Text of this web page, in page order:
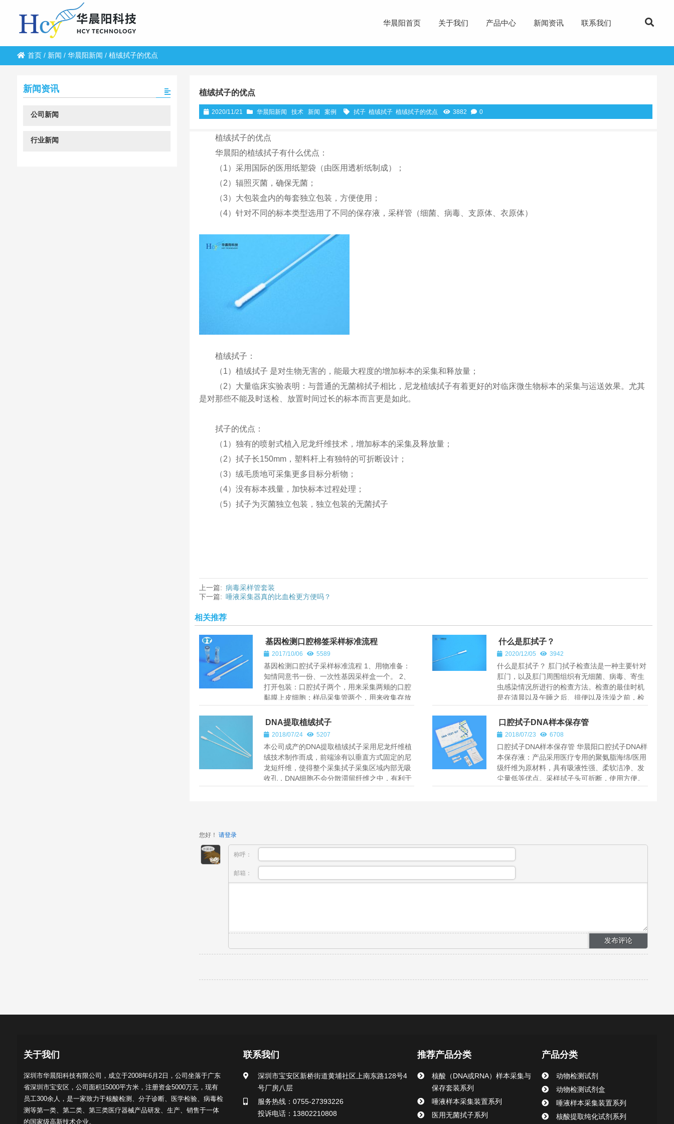
华晨阳首页 关于我们 产品中心 新闻资讯 联系我们
首页/ 新闻 / 华晨阳新闻 / 植绒拭子的优点
植绒拭子的优点
2020/11/21 华晨阳新闻 技术 新闻 案例 拭子 植绒拭子 植绒拭子的优点 3882 0
植绒拭子的优点
华晨阳的植绒拭子有什么优点：
（1）采用国际的医用纸塑袋（由医用透析纸制成）；
（2）辐照灭菌，确保无菌；
（3）大包装盒内的每套独立包装，方便使用；
（4）针对不同的标本类型选用了不同的保存液，采样管（细菌、病毒、支原体、衣原体）
植绒拭子：
（1）植绒拭子 是对生物无害的，能最大程度的增加标本的采集和释放量；
（2）大量临床实验表明：与普通的无菌棉拭子相比，尼龙植绒拭子有着更好的对临床微生物标本的采集与运送效果。尤其
是对那些不能及时送检、放置时间过长的标本而言更是如此。
拭子的优点：
（1）独有的喷射式植入尼龙纤维技术，增加标本的采集及释放量；
（2）拭子长150mm，塑料杆上有独特的可折断设计；
（3）绒毛质地可采集更多目标分析物；
（4）没有标本残量，加快标本过程处理；
（5）拭子为灭菌独立包装，独立包装的无菌拭子
上一篇: 病毒采样管套装
下一篇: 唾液采集器真的比血检更方便吗？
相关推荐
基因检测口腔棉签采样标准流程
2017/10/06 5589
基因检测口腔拭子采样标准流程 1、用物准备：
知情同意书一份、一次性基因采样盒一个。 2、
打开包装：口腔拭子两个，用来采集两颊的口腔
黏膜上皮细胞；样品采集管两个，用来收集存放
两颊的口腔黏膜上皮细胞;...
什么是肛拭子？
2020/12/05 3942
什么是肛拭子？ 肛门拭子检查法是一种主要针对
肛门，以及肛门周围组织有无细菌、病毒、寄生
虫感染情况所进行的检查方法。检查的最佳时机
是在清晨以及午睡之后、排便以及洗澡之前，检
查的方法主要是将浸泡过生理盐...
DNA提取植绒拭子
2018/07/24 5207
本公司成产的DNA提取植绒拭子采用尼龙纤维植
绒技术制作而成，前端涂有以垂直方式固定的尼
龙短纤维，使得整个采集拭子采集区域内部无吸
收孔，DNA细胞不会分散滞留纤维之中，有利于
更快更高效的洗脱。该产品配有本...
口腔拭子DNA样本保存管
2018/07/23 6708
口腔拭子DNA样本保存管 华晨阳口腔拭子DNA样
本保存液：产品采用医疗专用的聚氨脂海绵/医用
级纤维为原材料，具有吸液性强、柔软洁净、发
尘量低等优点。采样拭子头可折断，使用方便。
采用的物料对微生物无毒害，...
您好！ 请登录
称呼：
邮箱：
新闻资讯
公司新闻
行业新闻
关于我们
深圳市华晨阳科技有限公司，成立于2008年6月2日，公司坐落于广东
省深圳市宝安区，公司面积15000平方米，注册资金5000万元，现有
员工300余人，是一家致力于核酸检测、分子诊断、医学检验、病毒检
测等第一类、第二类、第三类医疗器械产品研发、生产、销售于一体
的国家级高新技术企业。
联系我们
深圳市宝安区新桥街道黄埔社区上南东路128号4
号厂房八层
服务热线：0755-27393226
投诉电话：13802210808
推荐产品分类
核酸（DNA或RNA）样本采集与
保存套装系列
唾液样本采集装置系列
医用无菌拭子系列
产品分类
动物检测试剂
动物检测试剂盒
唾液样本采集装置系列
核酸提取纯化试剂系列